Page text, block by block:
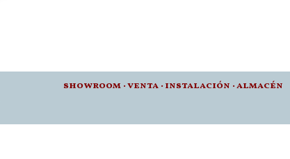
showroom ·venta · instalación · almacén